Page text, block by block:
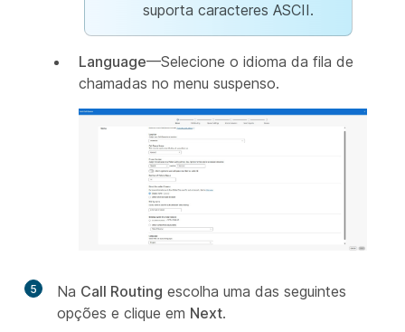
suporta caracteres ASCII.
Language—Selecione o idioma da fila de
chamadas no menu suspenso.
5 Na Call Routing escolha uma das seguintes
opções e clique em Next.